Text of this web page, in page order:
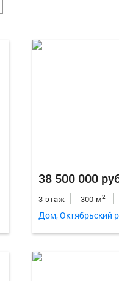
38 500 000
3-этаж 300 м2
Дом, Октябрьский